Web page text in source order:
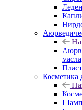
масла
Косметика